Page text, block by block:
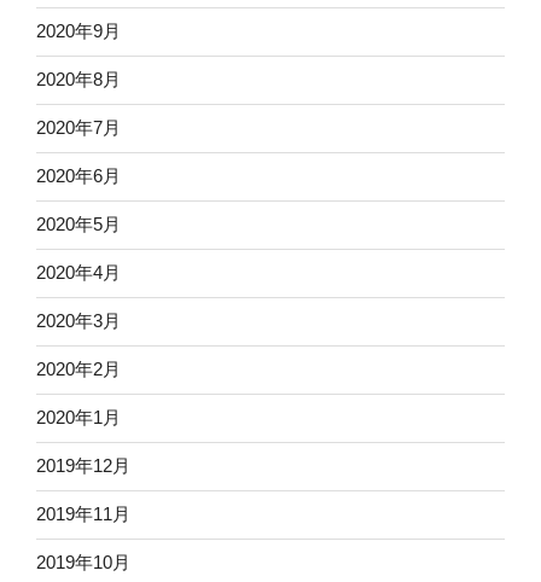
2020年9月
2020年8月
2020年7月
2020年6月
2020年5月
2020年4月
2020年3月
2020年2月
2020年1月
2019年12月
2019年11月
2019年10月